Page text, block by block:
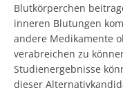
Blutkörperchen
inneren Blutungen
andere Medikamente
verabreichen zu
Studienergebnisse
dieser